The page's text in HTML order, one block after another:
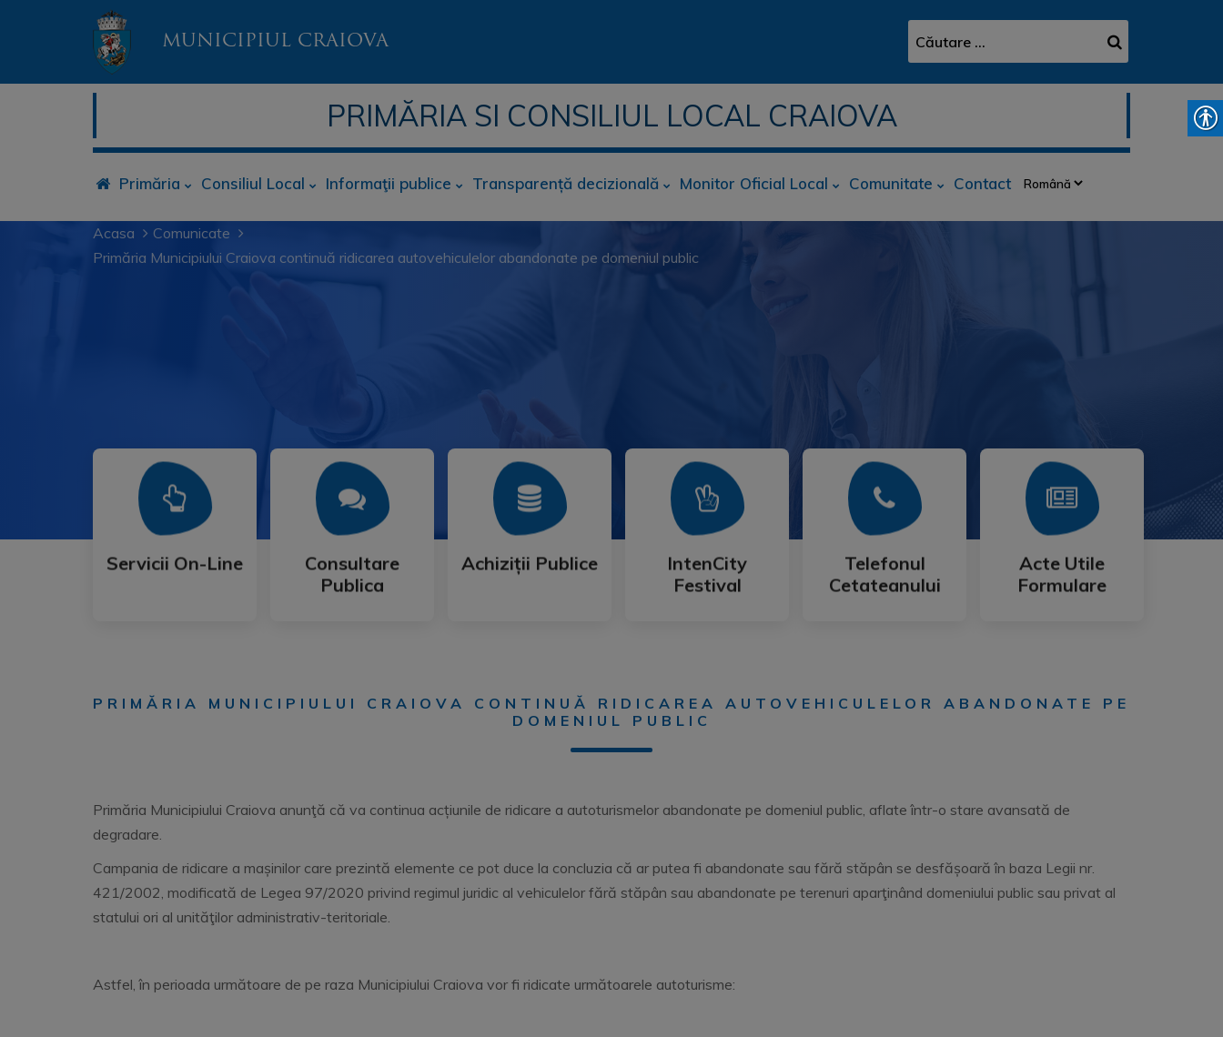
MUNICIPIUL CRAIOVA
PRIMĂRIA SI CONSILIUL LOCAL CRAIOVA
Primăria Consiliul Local Informaţii publice Transparență decizională Monitor Oficial Local Comunitate Contact
Acasa
Comunicate
Primăria Municipiului Craiova continuă ridicarea autovehiculelor abandonate pe domeniul public
Servicii On-Line
Servicii On-Line
Mai Mult
Consultare
Publica
Consultare
Publica
Mai Mult
Achiziții Publice
Achiziții Publice
Mai Mult
IntenCity
Festival
IntenCity
Festival
Mai Mult
Telefonul
Cetateanului
Telefonul
Cetateanului
Mai Mult
Acte Utile
Formulare
Acte Utile
Formulare
Mai Mult
PRIMĂRIA MUNICIPIULUI CRAIOVA CONTINUĂ RIDICAREA AUTOVEHICULELOR ABANDONATE PE
DOMENIUL PUBLIC
Primăria Municipiului Craiova anunţă că va continua acțiunile de ridicare a autoturismelor abandonate pe domeniul public, aflate într-o stare avansată de
degradare.
Campania de ridicare a mașinilor care prezintă elemente ce pot duce la concluzia că ar putea fi abandonate sau fără stăpân se desfășoară în baza Legii nr.
421/2002, modificată de Legea 97/2020 privind regimul juridic al vehiculelor fără stăpân sau abandonate pe terenuri aparţinând domeniului public sau privat al
statului ori al unităţilor administrativ-teritoriale.
Astfel, în perioada următoare de pe raza Municipiului Craiova vor fi ridicate următoarele autoturisme: